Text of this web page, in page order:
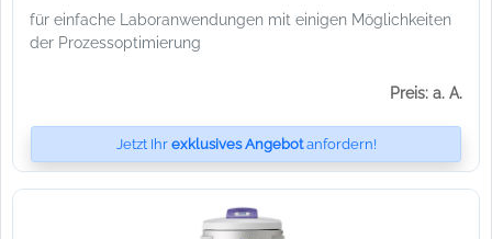
für einfache Laboranwendungen mit einigen Möglichkeiten
der Prozessoptimierung
Preis: a. A.
Jetzt Ihr exklusives Angebotanfordern!